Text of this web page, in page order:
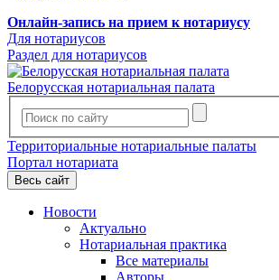
Онлайн-запись на прием к нотариусу
Для нотариусов
Раздел для нотариусов
Белорусская нотариальная палата
Территориальные нотариальные палаты
Портал нотариата
Весь сайт
Новости
Актуально
Нотариальная практика
Все материалы
Авторы